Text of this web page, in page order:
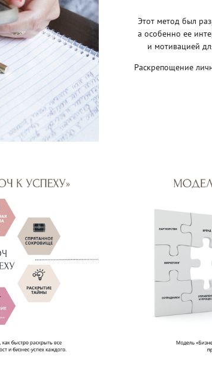
Этот метод был
а особенно ее
и мотивацией
Раскрепощение